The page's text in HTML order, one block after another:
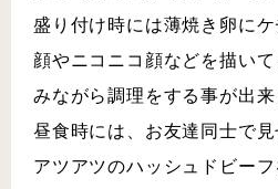
盛り付け時には薄焼き卵に
顔やニコニコ顔などを描い
みながら調理をする事が出
昼食時には、お友達同士で
アツアツのハッシュドビー